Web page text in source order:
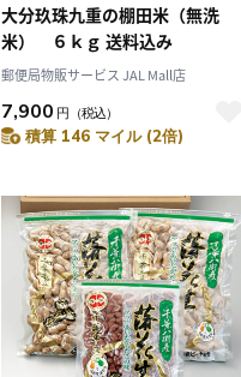
大分玖珠九重の棚田米（無洗
米） ６ｋｇ 送料込み
郵便局物販サービス JAL Mall店
7,900 円 （税込）
積算 146 マイル (2倍)